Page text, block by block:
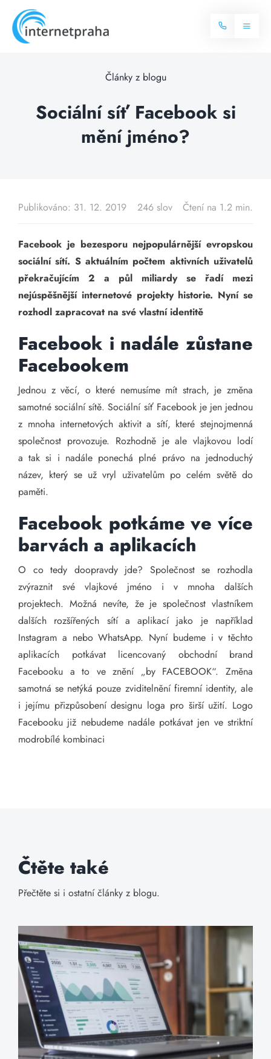
content
Toggle
Internet
Balíčky internetu
Televize
Blog
Kontakt
Články z blogu
Sociální síť Facebook si
mění jméno?
Publikováno: 31. 12. 2019 246 slov Čtení na 1.2 min.
Facebook je bezesporu nejpopulárnější evropskou
sociální sítí. S aktuálním počtem aktivních uživatelů
překračujícím 2 a půl miliardy se řadí mezi
nejúspěšnější internetové projekty historie. Nyní se
rozhodl zapracovat na své vlastní identitě
Facebook i nadále zůstane
Facebookem
Jednou z věcí, o které nemusíme mít strach, je změna
samotné sociální sítě. Sociální síť Facebook je jen jednou
z mnoha internetových aktivit a sítí, které stejnojmenná
společnost provozuje. Rozhodně je ale vlajkovou lodí
a tak si i nadále ponechá plné právo na jednoduchý
název, který se už vryl uživatelům po celém světě do
paměti.
Facebook potkáme ve více
barvách a aplikacích
O co tedy doopravdy jde? Společnost se rozhodla
zvýraznit své vlajkové jméno i v mnoha dalších
projektech. Možná nevíte, že je společnost vlastníkem
dalších rozšířených sítí a aplikací jako je například
Instagram a nebo WhatsApp. Nyní budeme i v těchto
aplikacích potkávat licencovaný obchodní brand
Facebooku a to ve znění „by FACEBOOK“. Změna
samotná se netýká pouze zviditelnění firemní identity, ale
i jejímu přizpůsobení designu loga pro širší užití. Logo
Facebooku již nebudeme nadále potkávat jen ve striktní
modrobílé kombinaci
Čtěte také
Přečtěte si i ostatní články z blogu.